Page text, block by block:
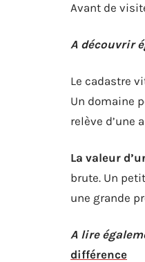
Avant de
A découvrir
Le cadastre
Un domaine
relève d’une
La valeur
brute. Un
une grande
A lire
différence